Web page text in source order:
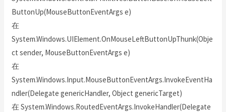
ButtonUp(MouseButtonEventArgs e)
在
System.Windows.UIElement.OnMouseLeftButtonUpThunk(Obje
ct sender, MouseButtonEventArgs e)
在
System.Windows.Input.MouseButtonEventArgs.InvokeEventHa
ndler(Delegate genericHandler, Object genericTarget)
在 System.Windows.RoutedEventArgs.InvokeHandler(Delegate